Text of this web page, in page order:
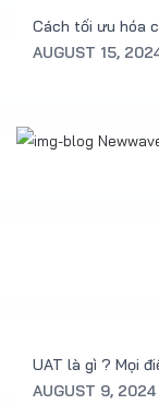
Cách tối ưu hóa
AUGUST 15,
UAT là gì ? Mọi
AUGUST 9, 2024